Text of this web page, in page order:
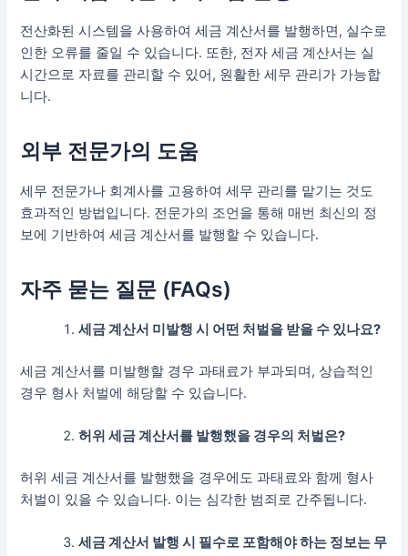
전산화된 시스템을 사용하여 세금 계산서를 발행하면, 실수로
인한 오류를 줄일 수 있습니다. 또한, 전자 세금 계산서는 실
시간으로 자료를 관리할 수 있어, 원활한 세무 관리가 가능합
니다.
외부 전문가의 도움
세무 전문가나 회계사를 고용하여 세무 관리를 맡기는 것도
효과적인 방법입니다. 전문가의 조언을 통해 매번 최신의 정
보에 기반하여 세금 계산서를 발행할 수 있습니다.
자주 묻는 질문 (FAQs)
세금 계산서 미발행 시 어떤 처벌을 받을 수 있나요?
세금 계산서를 미발행할 경우 과태료가 부과되며, 상습적인
경우 형사 처벌에 해당할 수 있습니다.
허위 세금 계산서를 발행했을 경우의 처벌은?
허위 세금 계산서를 발행했을 경우에도 과태료와 함께 형사
처벌이 있을 수 있습니다. 이는 심각한 범죄로 간주됩니다.
세금 계산서 발행 시 필수로 포함해야 하는 정보는 무